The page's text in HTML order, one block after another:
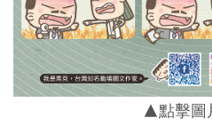
▲點擊圖